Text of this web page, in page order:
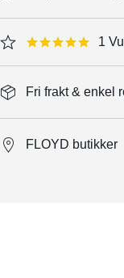
5.0 star rating 1
Fri frakt & enkel
FLOYD butikker